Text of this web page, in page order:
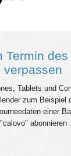
Termin des
verpassen
Tablets und
zum Beispiel
einer
abonnieren